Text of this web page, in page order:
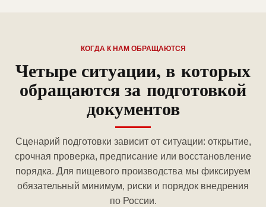
КОГДА К НАМ ОБРАЩАЮТСЯ
Четыре ситуации, в которых
обращаются за подготовкой
документов
Сценарий подготовки зависит от ситуации: открытие,
срочная проверка, предписание или восстановление
порядка. Для пищевого производства мы фиксируем
обязательный минимум, риски и порядок внедрения
по России.